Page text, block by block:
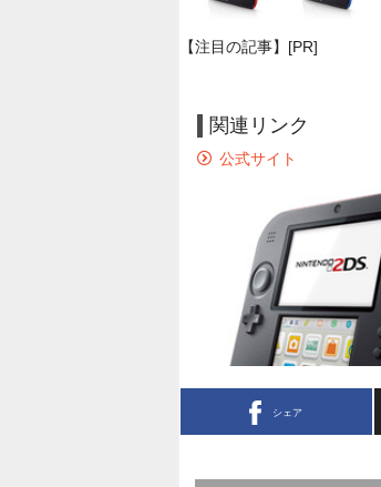
【注目の記事】[PR]
関連リンク
公式サイト
シェア